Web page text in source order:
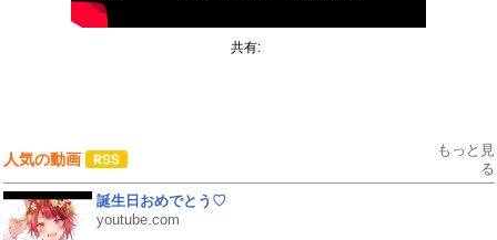
共有:
人気の動画
もっと見
る
誕生日おめでとう♡
youtube.com